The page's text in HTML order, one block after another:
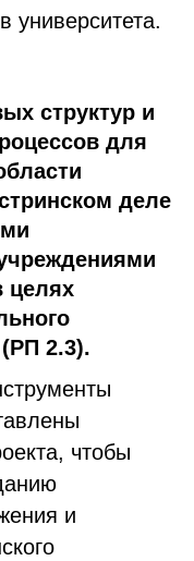
университета.
структур и
для
деле
целях
2.3).
чтобы
и